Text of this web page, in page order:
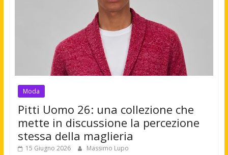
Moda
Pitti Uomo 26: una collezione che
mette in discussione la percezione
stessa della maglieria
15 Giugno 2026 Massimo Lupo